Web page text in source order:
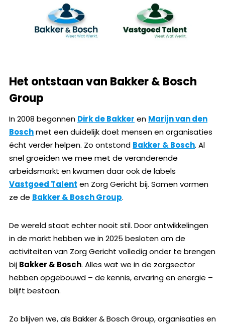
Het ontstaan van Bakker & Bosch
Group
In 2008 begonnen Dirk de Bakker en Marijn van den
Boschmet een duidelijk doel: mensen en organisaties
écht verder helpen. Zo ontstond Bakker & Bosch. Al
snel groeiden we mee met de veranderende
arbeidsmarkt en kwamen daar ook de labels
Vastgoed Talent en Zorg Gericht bij. Samen vormen
ze de Bakker & Bosch Group.
De wereld staat echter nooit stil. Door ontwikkelingen
in de markt hebben we in 2025 besloten om de
activiteiten van Zorg Gericht volledig onder te brengen
bij Bakker & Bosch. Alles wat we in de zorgsector
hebben opgebouwd – de kennis, ervaring en energie –
blijft bestaan.
Zo blijven we, als Bakker & Bosch Group, organisaties en